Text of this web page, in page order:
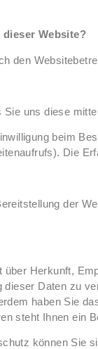
Website?
den
uns diese
beim
Die
der
Herkunft,
Daten zu
haben Sie
steht Ihnen ein
können Sie